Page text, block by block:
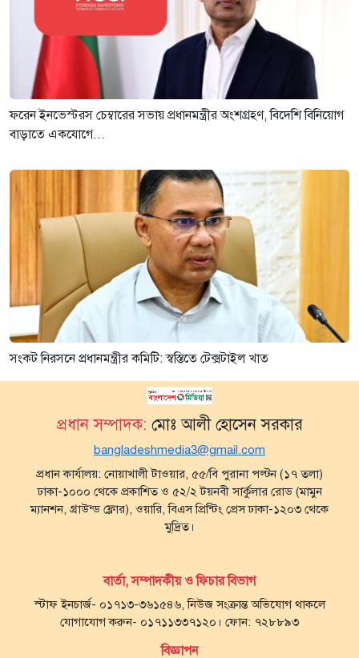
ফরেন ইনভেস্টরস চেম্বারের সভায় প্রধানমন্ত্রীর অংশগ্রহণ, বিদেশি বিনিয়োগ
বাড়াতে একযোগে...
সংকট নিরসনে প্রধানমন্ত্রীর কমিটি: স্বস্তিতে টেক্সটাইল খাত
প্রধান সম্পাদক: মোঃ আলী হোসেন সরকার
bangladeshmedia3@gmail.com
প্রধান কার্যালয়: নোয়াখালী টাওয়ার, ৫৫/বি পুরানা পল্টন (১৭ তলা)
ঢাকা-১০০০ থেকে প্রকাশিত ও ৫২/২ টয়নবী সার্কুলার রোড (মামুন
ম্যানশন, গ্রাউন্ড ফ্লোর), ওয়ারি, বিএস প্রিন্টিং প্রেস ঢাকা-১২০৩ থেকে
মুদ্রিত।
বার্তা, সম্পাদকীয় ও ফিচার বিভাগ
স্টাফ ইনচার্জ- ০১৭১৩-৩৬১৫৪৬, নিউজ সংক্রান্ত অভিযোগ থাকলে
যোগাযোগ করুন- ০১৭১১৩৩৭১২০। ফোন: ৭২৮৮৯৩
বিজ্ঞাপন